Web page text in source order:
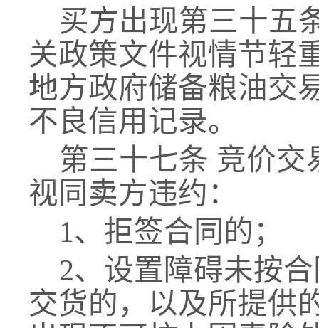
买方出现第三十五
关政策文件视情节轻
地方政府储备粮油交
不良信用记录。
第三十七条 竞价交
视同卖方违约：
1、拒签合同的；
2、设置障碍未按
交货的，以及所提供